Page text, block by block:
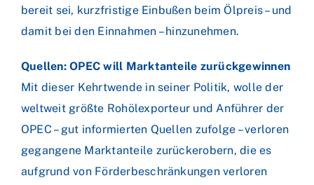
bereit sei, kurzfristige Einbußen beim Ölpreis – und
damit bei den Einnahmen – hinzunehmen.
Quellen: OPEC will Marktanteile zurückgewinnen
Mit dieser Kehrtwende in seiner Politik, wolle der
weltweit größte Rohölexporteur und Anführer der
OPEC – gut informierten Quellen zufolge – verloren
gegangene Marktanteile zurückerobern, die es
aufgrund von Förderbeschränkungen verloren